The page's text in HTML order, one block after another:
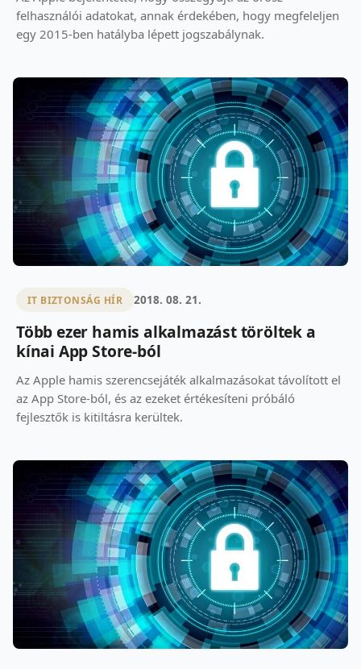
felhasználói adatokat, annak érdekében, hogy megfeleljen
egy 2015-ben hatályba lépett jogszabálynak.
IT BIZTONSÁG HÍR 2018. 08. 21.
Több ezer hamis alkalmazást töröltek a
kínai App Store-ból
Az Apple hamis szerencsejáték alkalmazásokat távolított el
az App Store-ból, és az ezeket értékesíteni próbáló
fejlesztők is kitiltásra kerültek.